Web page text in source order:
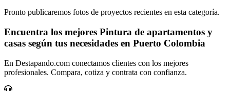
Pronto publicaremos fotos de proyectos recientes en esta categoría.
Encuentra los mejores Pintura de apartamentos y
casas según tus necesidades en Puerto Colombia
En Destapando.com conectamos clientes con los mejores
profesionales. Compara, cotiza y contrata con confianza.